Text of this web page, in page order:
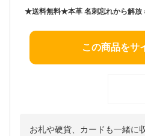
この商品をサ
お札や硬貨、カードも一緒に